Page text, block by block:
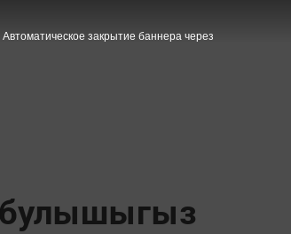
булышыгыз
Автоматическое закрытие баннера через